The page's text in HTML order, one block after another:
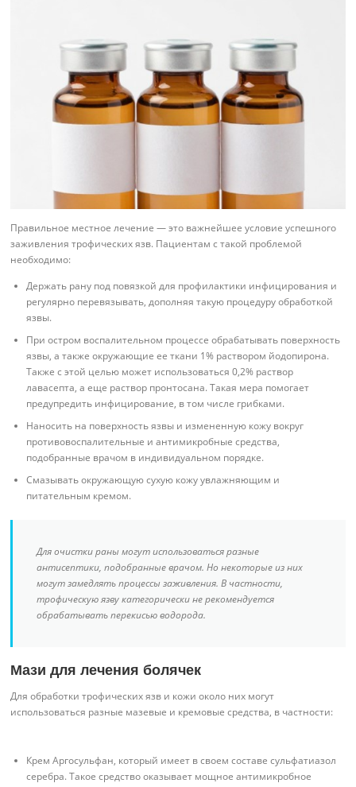
Правильное местное лечение — это важнейшее условие успешного
заживления трофических язв. Пациентам с такой проблемой
необходимо:
Держать рану под повязкой для профилактики инфицирования и
регулярно перевязывать, дополняя такую процедуру обработкой
язвы.
При остром воспалительном процессе обрабатывать поверхность
язвы, а также окружающие ее ткани 1% раствором йодопирона.
Также с этой целью может использоваться 0,2% раствор
лавасепта, а еще раствор пронтосана. Такая мера помогает
предупредить инфицирование, в том числе грибками.
Наносить на поверхность язвы и измененную кожу вокруг
противовоспалительные и антимикробные средства,
подобранные врачом в индивидуальном порядке.
Смазывать окружающую сухую кожу увлажняющим и
питательным кремом.
Для очистки раны могут использоваться разные
антисептики, подобранные врачом. Но некоторые из них
могут замедлять процессы заживления. В частности,
трофическую язву категорически не рекомендуется
обрабатывать перекисью водорода.
Мази для лечения болячек
Для обработки трофических язв и кожи около них могут
использоваться разные мазевые и кремовые средства, в частности:
Крем Аргосульфан, который имеет в своем составе сульфатиазол
серебра. Такое средство оказывает мощное антимикробное